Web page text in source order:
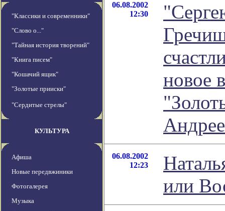
"Классики и современники"
"Слово о..."
"Тайная история творений"
"Книга писем"
"Кошачий ящик"
"Золотые прииски"
"Сердитые стрелы"
КУЛЬТУРА
Афиша
Новые передвжиники
Фотогалерея
Музыка
06.08.2002
12:30
новое
06.08.2002
12:23
или